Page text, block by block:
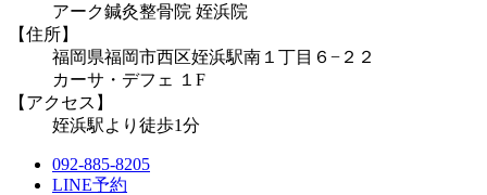
アーク鍼灸整骨院 姪浜院
【住所】
福岡県福岡市西区姪浜駅南１丁目６−２２
カーサ・デフェ １F
【アクセス】
姪浜駅より徒歩1分
092-885-8205
LINE予約